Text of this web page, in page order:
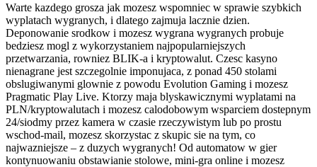
Warte kazdego grosza jak mozesz wspomniec w sprawie szybkich
wyplatach wygranych, i dlatego zajmuja lacznie dzien.
Deponowanie srodkow i mozesz wygrana wygranych probuje
bedziesz mogl z wykorzystaniem najpopularniejszych
przetwarzania, rowniez BLIK-a i kryptowalut. Czesc kasyno
nienagrane jest szczegolnie imponujaca, z ponad 450 stolami
obslugiwanymi glownie z powodu Evolution Gaming i mozesz
Pragmatic Play Live. Ktorzy maja blyskawicznymi wyplatami na
PLN/kryptowalutach i mozesz calodobowym wsparciem dostepnym
24/siodmy przez kamera w czasie rzeczywistym lub po prostu
wschod-mail, mozesz skorzystac z skupic sie na tym, co
najwazniejsze – z duzych wygranych! Od automatow w gier
kontynuowaniu obstawianie stolowe, mini-gra online i mozesz